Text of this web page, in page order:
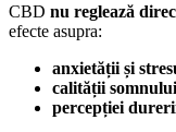
CBD nu reglează
efecte asupra:
anxietății și
calității somnului
percepției